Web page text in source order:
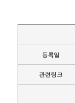
등록일
관련링크